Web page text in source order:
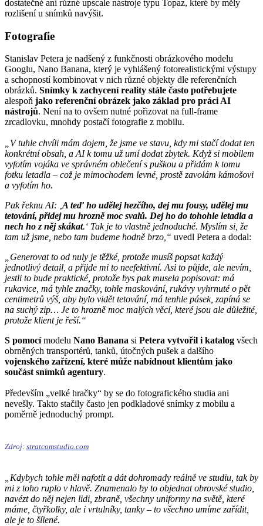
dostatečné ani různé upscale nástroje typu Topaz, které by měly
rozlišení u snímků navýšit.
Fotografie
Stanislav Petera je nadšený z funkčnosti obrázkového modelu
Googlu, Nano Banana, který je vyhlášený fotorealistickými výstupy
a schopností kombinovat v nich různé objekty dle referenčních
obrázků. Snímky k zachycení reality stále často potřebujete
alespoň jako referenční obrázek jako základ pro práci AI
nástrojů. Není na to ovšem nutné pořizovat na full-frame
zrcadlovku, mnohdy postačí fotografie z mobilu.
„V tuhle chvíli mám dojem, že jsme ve stavu, kdy mi stačí dodat ten
konkrétní obsah, a AI k tomu už umí dodat zbytek. Když si mobilem
vyfotím vojáka ve správném oblečení s puškou a přidám k tomu
fotku letadla – což je mimochodem levné, prostě zavolám kámošovi
a vyfotím ho.
Pak řeknu AI: ‚ A teď ho udělej hezčího, dej mu fousy, udělej mu
tetování, přidej mu hrozně moc svalů. Dej ho do tohohle letadla a
nech ho z něj skákat.‘ Tak je to vlastně jednoduché. Myslím si, že
tam už jsme, nebo tam budeme hodně brzo,“ uvedl Petera a dodal:
„Generovat to od nuly je těžké, protože musíš popsat každý
jednotlivý detail, a přijde mi to neefektivní. Asi to půjde, ale nevím,
jestli to bude praktické, protože bys pak musela popisovat: má
rukavice, má tyhle značky, tohle maskování, rukávy vyhrnuté o pět
centimetrů výš, aby bylo vidět tetování, má tenhle pásek, zapíná se
na suchý zip… Je to hrozně moc malých věcí, které jsou ale důležité,
protože klient je řeší.“
S pomocímodelu Nano Banana si Petera vytvořil i katalog všech
obrněných transportérů, tanků, útočných pušek a dalšího
vojenského zařízení, které může nabídnout klientům jako
součást snímků agentury.
Především „velké hračky“ by se do fotografického studia ani
nevešly. Takto stačily často jen podkladové snímky z mobilu a
poměrně jednoduchý prompt.
Zdroj: stratcomstudio.com
„Kdybych tohle měl nafotit a dát dohromady reálně ve studiu, tak by
mi z toho ruplo v hlavě. Znamenalo by to objednat obrovské studio,
navézt do něj nejen lidi, zbraně, všechny uniformy na světě, které
máme, čtyřkolky, ale i vrtulníky, tanky – to všechno umíme zařídit,
ale je to šílené.